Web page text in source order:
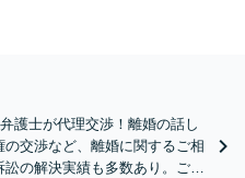
護士が代理交渉！離婚の話し
交渉など、離婚に関するご相
の解決実績も多数あり。ご希